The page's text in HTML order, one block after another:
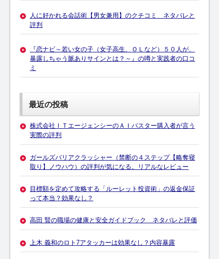
人に好かれる会話術【男女兼用】のクチコミ ネタバレと
評判
『恋ナビ～若い女の子（女子高生、ＯＬなど）５０人が、
暴露しちゃう脈ありサインとは？～』の噂と実践者の口コ
ミ
最近の投稿
株式会社ＩＴエージェンシーのＡＩバスター購入者が言う
実際の評判
ガールズバリアクラッシャー（禁断の４ステップ【略奪寝
取り】ノウハウ）の評判が気になる。リアルなレビュー
目標額を定めて攻略する「ルーレット投資術」の返金保証
って本当？効果なし？
高田 賢の職場の健康と安全ガイドブック ネタバレと評価
上木 義和のロト7アタッカーは効果なし？内容暴露